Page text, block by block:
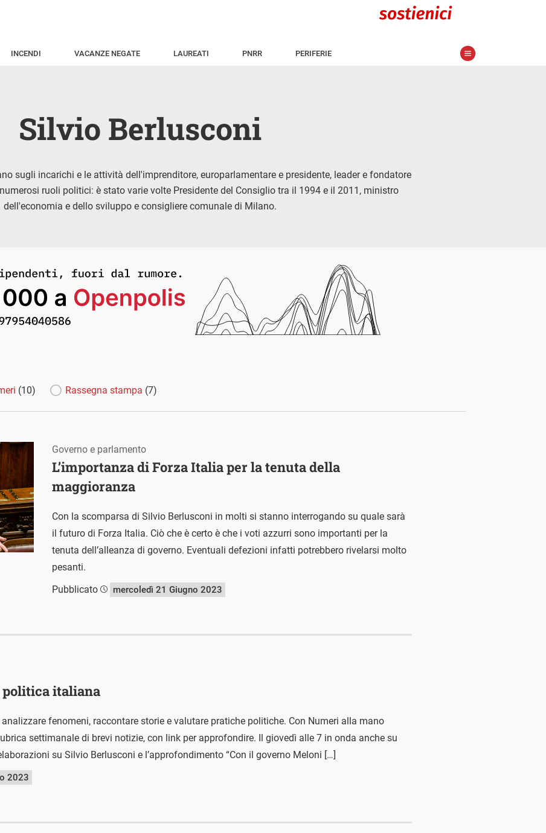
INCENDI VACANZE NEGATE LAUREATI PNRR PERIFERIE
Silvio Berlusconi
sugli incarichi e le attività dell'imprenditore, europarlamentare e presidente, leader e fondatore
ruoli politici: è stato varie volte Presidente del Consiglio tra il 1994 e il 2011, ministro
dell'economia e dello sviluppo e consigliere comunale di Milano.
(10) Rassegna stampa (7)
L’importanza di Forza Italia per la tenuta della
maggioranza
Governo e parlamento
Con la scomparsa di Silvio Berlusconi in molti si stanno interrogando su quale sarà
il futuro di Forza Italia. Ciò che è certo è che i voti azzurri sono importanti per la
tenuta dell’alleanza di governo. Eventuali defezioni infatti potrebbero rivelarsi molto
pesanti.
Pubblicato
mercoledì 21 Giugno 2023
politica italiana
fenomeni, raccontare storie e valutare pratiche politiche. Con Numeri alla mano
settimanale di brevi notizie, con link per approfondire. Il giovedì alle 7 in onda anche su
su Silvio Berlusconi e l’approfondimento “Con il governo Meloni […]
2023